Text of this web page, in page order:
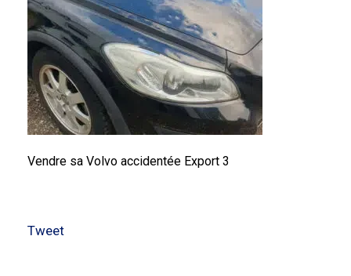
Vendre sa Volvo accidentée Export 3
Tweet